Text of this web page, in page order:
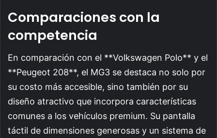
Comparaciones con la
competencia
En comparación con el **Volkswagen Polo** y el
**Peugeot 208**, el MG3 se destaca no solo por
su costo más accesible, sino también por su
diseño atractivo que incorpora características
comunes a los vehículos premium. Su pantalla
táctil de dimensiones generosas y un sistema de